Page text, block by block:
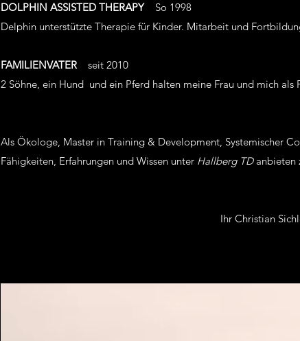
DOLPHIN ASSISTED THERAPYSo 1998
Delphin unterstützte Therapie für Kinder. Mitarbeit und
FAMILIENVATER seit 2010
2 Söhne, ein Hund und ein Pferd halten meine Frau und mich als
Als Ökologe, Master in Training & Development, Systemischer
Fähigkeiten, Erfahrungen und Wissen unter Hallberg TD anbieten
Ihr Christian